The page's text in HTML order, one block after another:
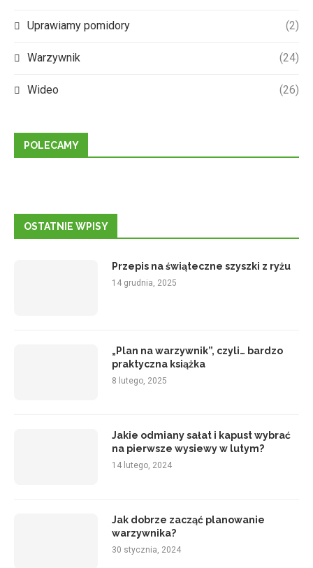
Uprawiamy pomidory (2)
Warzywnik (24)
Wideo (26)
POLECAMY
OSTATNIE WPISY
Przepis na świąteczne szyszki z ryżu
14 grudnia, 2025
„Plan na warzywnik”, czyli… bardzo
praktyczna książka
8 lutego, 2025
Jakie odmiany sałat i kapust wybrać
na pierwsze wysiewy w lutym?
14 lutego, 2024
Jak dobrze zacząć planowanie
warzywnika?
30 stycznia, 2024